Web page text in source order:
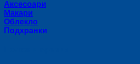
Аксесоари
Макари
Облекло
Подхранки